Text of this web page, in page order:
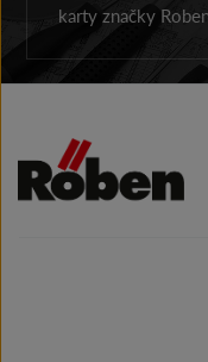
karty značky